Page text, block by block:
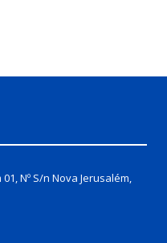
Nº S/n Nova Jerusalém,